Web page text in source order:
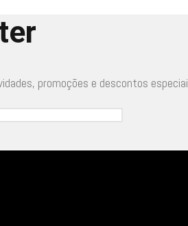
promoções e descontos